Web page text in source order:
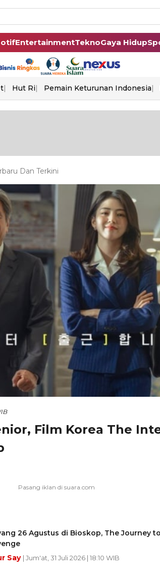
EntertainmentTeknoGaya Hidup
Hut Ri Pemain Keturunan Indonesia
Dan Terkini
Film Korea The
26 Agustus di Bioskop, The Journey
Say | Jum'at, 31 Juli 2026 | 18:10 WIB